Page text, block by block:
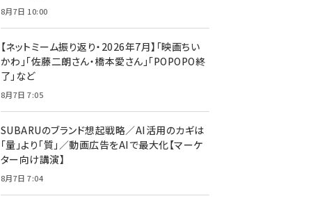
8月7日 10:00
【ネットミーム振り返り・2026年7月】「映画ちい
かわ」「佐藤二朗さん・橋本愛さん」「POPOPO終
了」など
8月7日 7:05
SUBARUのブランド想起戦略／AI活用のカギは
「量」より「質」／動画広告をAIで最大化【マーケ
ター向け講演】
8月7日 7:04